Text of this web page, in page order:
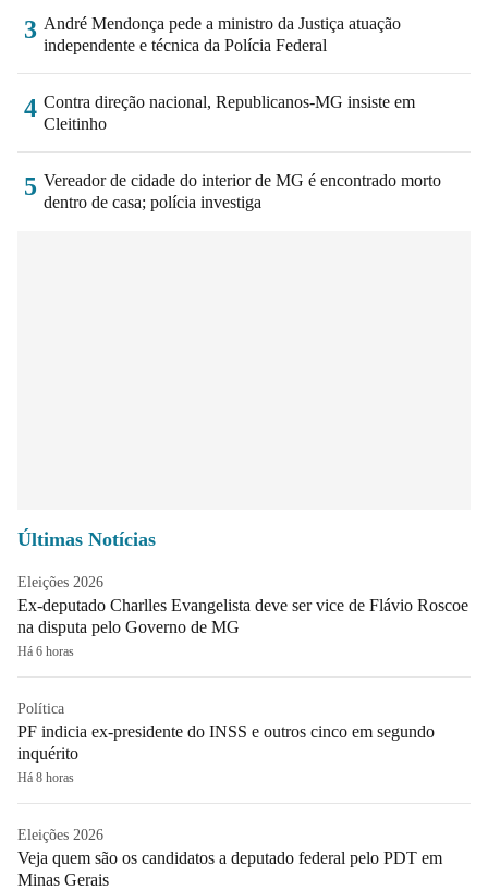
3 André Mendonça pede a ministro da Justiça atuação
independente e técnica da Polícia Federal
4 Contra direção nacional, Republicanos-MG insiste em
Cleitinho
5 Vereador de cidade do interior de MG é encontrado morto
dentro de casa; polícia investiga
Últimas Notícias
Eleições 2026
Ex-deputado Charlles Evangelista deve ser vice de Flávio Roscoe
na disputa pelo Governo de MG
Há 6 horas
Política
PF indicia ex-presidente do INSS e outros cinco em segundo
inquérito
Há 8 horas
Eleições 2026
Veja quem são os candidatos a deputado federal pelo PDT em
Minas Gerais